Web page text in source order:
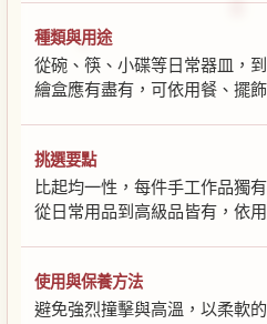
種類與用途
從碗、筷、小碟等日常器皿，
繪盒應有盡有，可依用餐、擺
挑選要點
比起均一性，每件手工作品獨
從日常用品到高級品皆有，依
使用與保養方法
避免強烈撞擊與高溫，以柔軟